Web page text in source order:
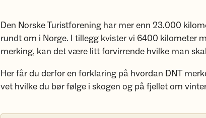
Den Norske Turistforening har mer enn 23.000
rundt om i Norge. I tillegg kvister vi 6400 kilometer
merking, kan det være litt forvirrende hvilke man
Her får du derfor en forklaring på hvordan DNT
vet hvilke du bør følge i skogen og på fjellet om